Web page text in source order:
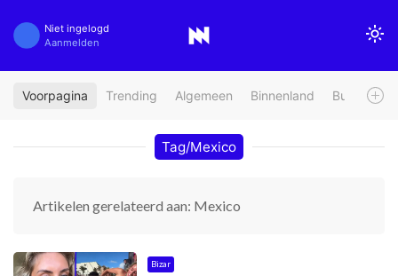
Niet ingelogd
Aanmelden
Voorpagina Trending Algemeen Binnenland Buitenland
Tag/Mexico
Artikelen gerelateerd aan: Mexico
Bizar